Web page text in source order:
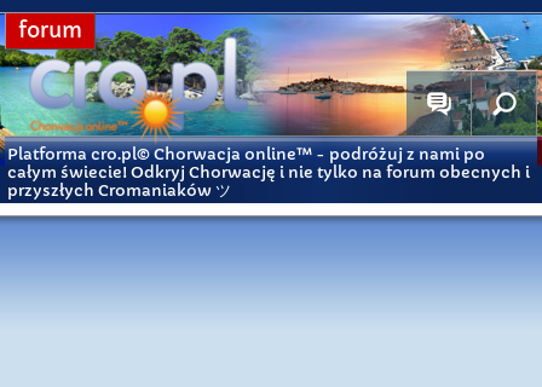
forum
Platforma cro.pl© Chorwacja online™ - podróżuj z nami po
całym świecie! Odkryj Chorwację i nie tylko na forum obecnych i
przyszłych Cromaniaków ツ